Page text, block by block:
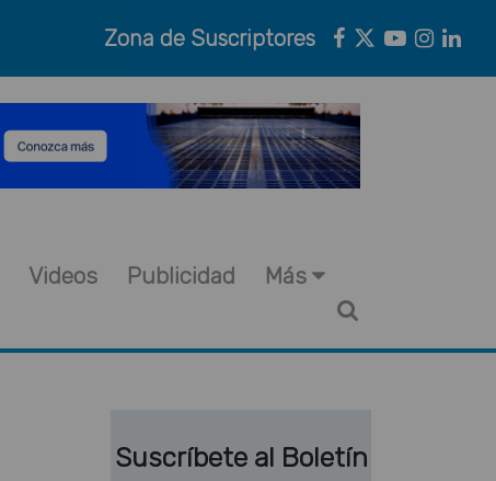
Zona de Suscriptores
Videos Publicidad Más
Suscríbete al Boletín